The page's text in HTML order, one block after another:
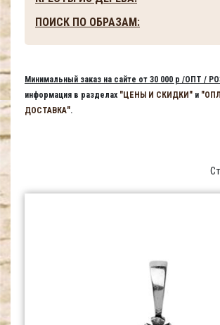
ПОИСК ПО ОБРАЗАМ:
Минимальный заказ на сайте от 30 000 р /ОПТ /
информация в разделах "ЦЕНЫ И СКИДКИ" и
ДОСТАВКА".